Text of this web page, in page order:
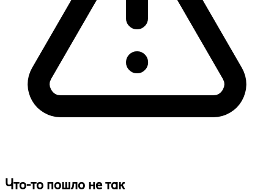
Что-то пошло не так